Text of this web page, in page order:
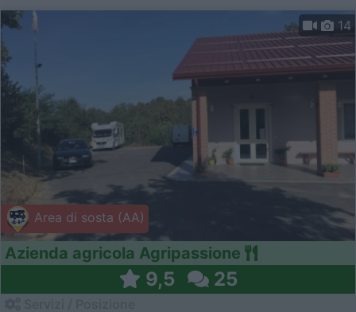
Area di sosta (AA)
14
Azienda agricola Agripassione
9,5 25